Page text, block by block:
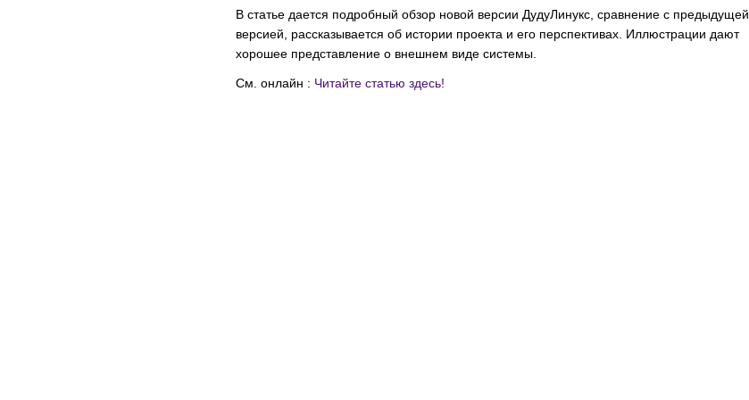
В статье дается подробный обзор новой версии ДудуЛинукс, сравнение с предыдущей
версией, рассказывается об истории проекта и его перспективах. Иллюстрации дают
хорошее представление о внешнем виде системы.
См. онлайн : Читайте статью здесь!